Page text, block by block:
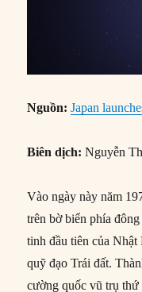
Nguồn: Japan
Biên dịch: Nguyễn
Vào ngày này năm
trên bờ biển phía
tinh đầu tiên của
quỹ đạo Trái đất.
cường quốc vũ trụ